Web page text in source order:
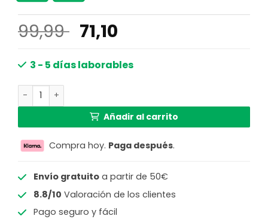
99,99 El
precio
original
71,10
actual
3 - 5 días laborables
Spot alargado cromado de 4 luces Globo Lord cantidad
Añadir al carrito
Compra hoy. Paga después.
Envío gratuitoa partir de 50€
8.8/10 Valoración de los clientes
Pago seguro y fácil